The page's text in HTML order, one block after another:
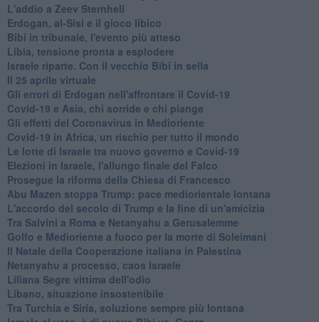
L'addio a ​Zeev Sternhell
Erdogan, al-Sisi e il gioco libico
Bibi in tribunale, l'evento più atteso
Libia, tensione pronta a esplodere
Israele riparte. Con il vecchio Bibi in sella
Il 25 aprile virtuale
Gli errori di Erdogan nell'affrontare il Covid-19
Covid-19 e Asia, chi sorride e chi piange
Gli effetti del Coronavirus in Medioriente
Covid-19 in Africa, un rischio per tutto il mondo
Le lotte di Israele tra nuovo governo e Covid-19
Elezioni in Israele, l'allungo finale del Falco
Prosegue la riforma della Chiesa di Francesco
Abu Mazen stoppa Trump: pace mediorientale lontana
L'accordo del secolo di Trump e la fine di un'amicizia
Tra Salvini a Roma e Netanyahu a Gerusalemme
Golfo e Medioriente a fuoco per la morte di Soleimani
Il Natale della Cooperazione italiana in Palestina
Netanyahu a processo, caos Israele
Liliana Segre vittima dell'odio
Libano, situazione insostenibile
Tra Turchia e Siria, soluzione sempre più lontana